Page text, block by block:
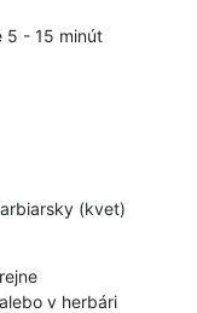
5 - 15 minút
(kvet)
v herbári